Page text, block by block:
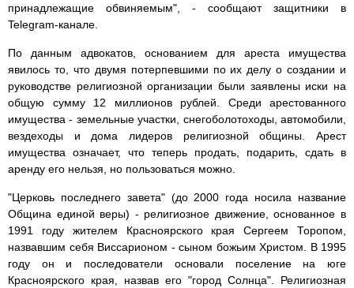
принадлежащие обвиняемым", - сообщают защитники в
Telegram-канале.
По данным адвокатов, основанием для ареста имущества
явилось то, что двумя потерпевшими по их делу о создании и
руководстве религиозной организации были заявлены иски на
общую сумму 12 миллионов рублей. Среди арестованного
имущества - земельные участки, снегоболотоходы, автомобили,
вездеходы и дома лидеров религиозной общины. Арест
имущества означает, что теперь продать, подарить, сдать в
аренду его нельзя, но пользоваться можно.
"Церковь последнего завета" (до 2000 года носила название
Община единой веры) - религиозное движение, основанное в
1991 году жителем Красноярского края Сергеем Торопом,
назвавшим себя Виссарионом - сыном божьим Христом. В 1995
году он и последователи основали поселение на юге
Красноярского края, назвав его "город Солнца". Религиозная